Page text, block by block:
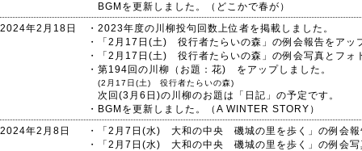
BGMを更新しました。（どこかで春が）
2024年2月18日
・2023年度の川柳投句回数上位者を掲載しました。
・「2月17日(土) 役行者たらいの森」の例会報告をアッ
・「2月17日(土) 役行者たらいの森」の例会写真とフォ
・第194回の川柳（お題：花) をアップしました。
(2月17日(土) 役行者たらいの森)
次回(3月6日)の川柳のお題は「日記」の予定です。
・BGMを更新しました。（A WINTER STORY）
2024年2月8日
・「2月7日(水) 大和の中央 磯城の里を歩く」の例会報
・「2月7日(水) 大和の中央 磯城の里を歩く」の例会写